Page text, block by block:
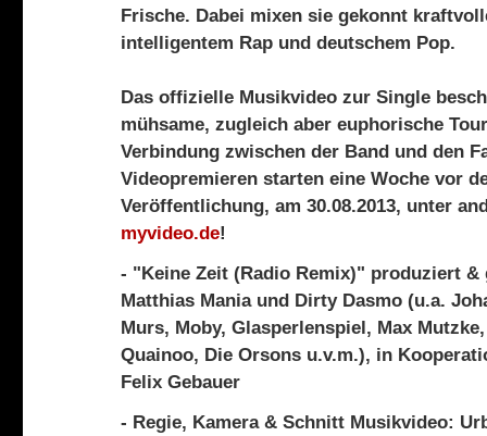
Frische. Dabei mixen sie gekonnt
intelligentem Rap und deutschem Pop.
Das offizielle Musikvideo zur Single
mühsame, zugleich aber euphorische
Verbindung zwischen der Band und den
Videopremieren starten eine Woche vor
Veröffentlichung, am 30.08.2013, unter
myvideo.de!
- "Keine Zeit (Radio Remix)" produziert &
Matthias Mania und Dirty Dasmo (u.a.
Murs, Moby, Glasperlenspiel, Max
Quainoo, Die Orsons u.v.m.), in
Felix Gebauer
- Regie, Kamera & Schnitt Musikvideo: